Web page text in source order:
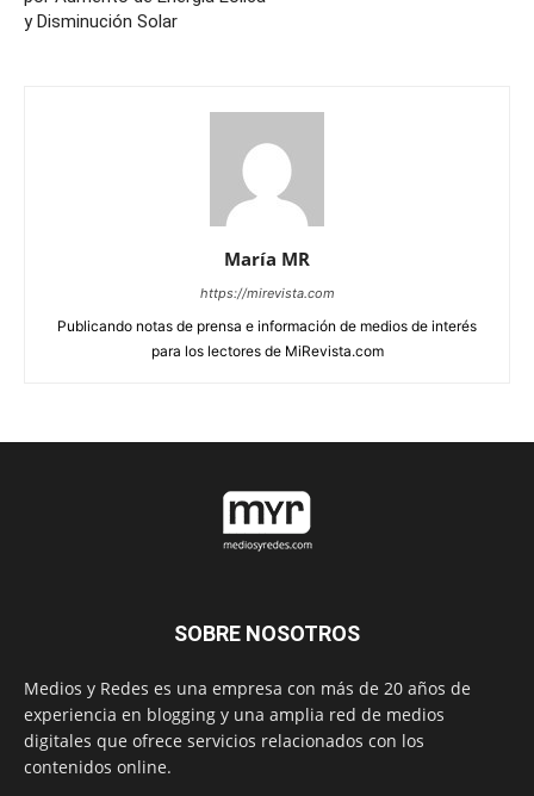
y Disminución Solar
María MR
https://mirevista.com
Publicando notas de prensa e información de medios de interés
para los lectores de MiRevista.com
SOBRE NOSOTROS
Medios y Redes es una empresa con más de 20 años de
experiencia en blogging y una amplia red de medios
digitales que ofrece servicios relacionados con los
contenidos online.